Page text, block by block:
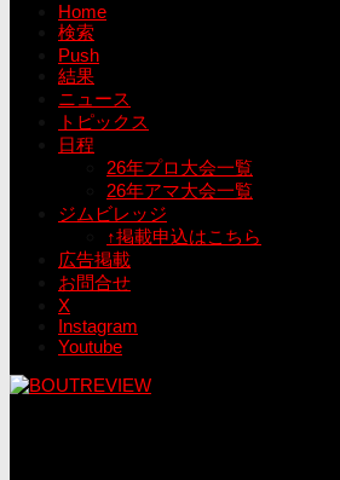
Home
検索
Push
結果
ニュース
トピックス
日程
26年プロ大会一覧
26年アマ大会一覧
ジムビレッジ
↑掲載申込はこちら
広告掲載
お問合せ
X
Instagram
Youtube